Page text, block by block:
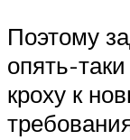
Поэтому
опять-
кроху к